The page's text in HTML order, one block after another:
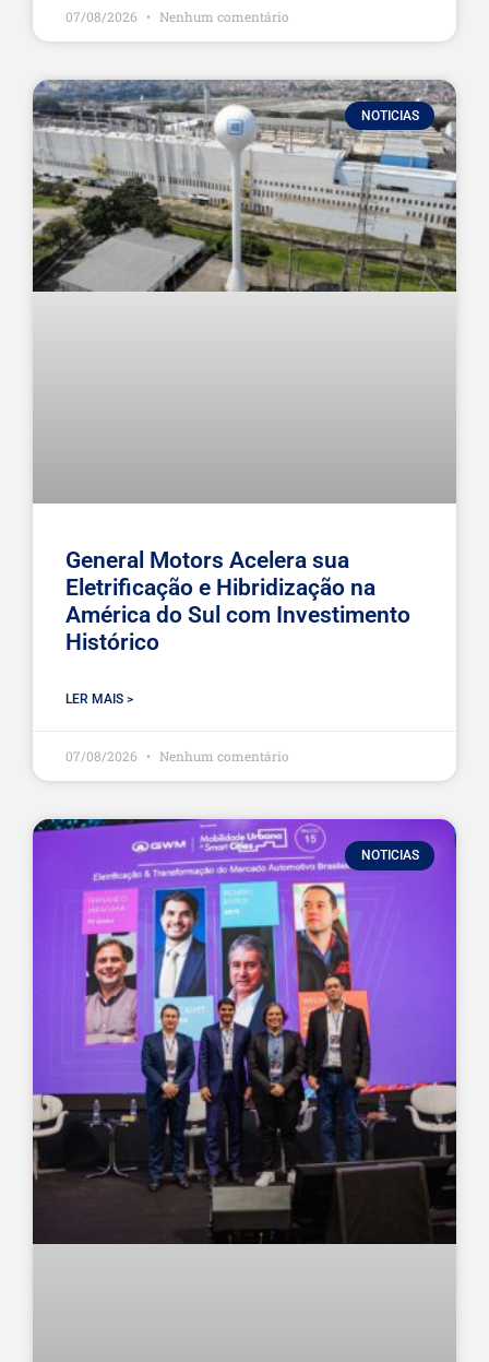
07/08/2026 Nenhum comentário
NOTICIAS
General Motors Acelera sua
Eletrificação e Hibridização na
América do Sul com Investimento
Histórico
LER MAIS >
07/08/2026 Nenhum comentário
NOTICIAS